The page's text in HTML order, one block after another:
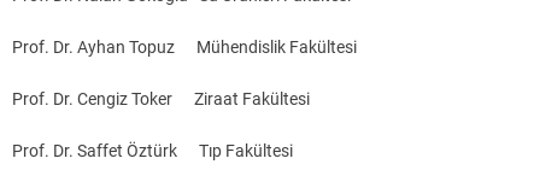
Prof. Dr. Ayhan Topuz Mühendislik Fakültesi
Prof. Dr. Cengiz Toker Ziraat Fakültesi
Prof. Dr. Saffet Öztürk Tıp Fakültesi